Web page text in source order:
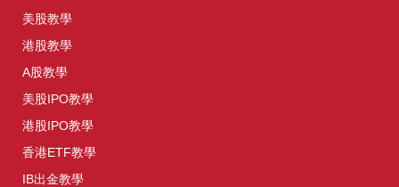
美股教學
港股教學
A股教學
美股IPO教學
港股IPO教學
香港ETF教學
IB出金教學